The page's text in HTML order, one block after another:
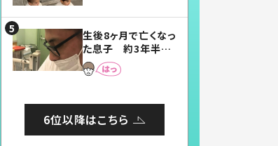
まらない」「幸せにな
れる」
生後8ヶ月で亡くなっ
た息子 約3年半
後、当時の妻の日記
に書いてあった本音
6位以降はこちら